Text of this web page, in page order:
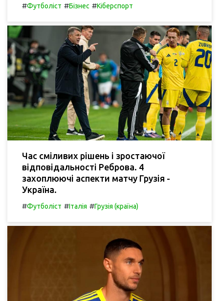
#Футболіст #Бізнес #Кіберспорт
Час сміливих рішень і зростаючої
відповідальності Реброва. 4
захоплюючі аспекти матчу Грузія -
Україна.
#Футболіст #Італія #Грузія (країна)